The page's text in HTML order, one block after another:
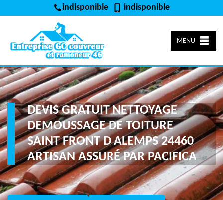
indisponible indisponible
MENU
DEVIS GRATUIT NETTOYAGE
DEMOUSSAGE DE TOITURE
SAINT FRONT D ALEMPS 24460
ARTISAN ASSURÉ PAR PACIFICA